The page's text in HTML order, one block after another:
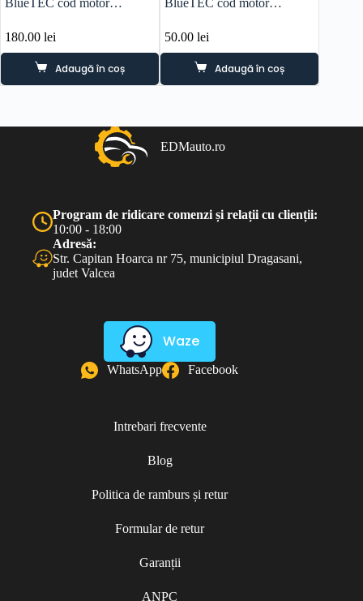
BlueTEC cod motor
A6420300512
180.00 lei
Adaugă în coș
BlueTEC cod motor
A6422002215
50.00lei
Adaugă în coș
EDMauto.ro
Program de ridicare comenzi și relații cu clienții:
10:00 - 18:00
Adresă:
Str. Capitan Hoarca nr 75, municipiul Dragasani,
judet Valcea
Waze
WhatsApp Facebook
Intrebari frecvente
Blog
Politica de ramburs și retur
Formular de retur
Garanții
ANPC